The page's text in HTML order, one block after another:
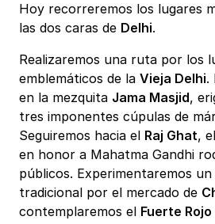
Hoy recorreremos los lugares
las dos caras de Delhi.
Realizaremos una ruta por los
emblemáticos de la Vieja Delhi.
en la mezquita Jama Masjid,
tres imponentes cúpulas de
Seguiremos hacia el Raj Ghat,
en honor a Mahatma Gandhi
públicos. Experimentaremos
tradicional por el mercado de
contemplaremos el Fuerte Rojo